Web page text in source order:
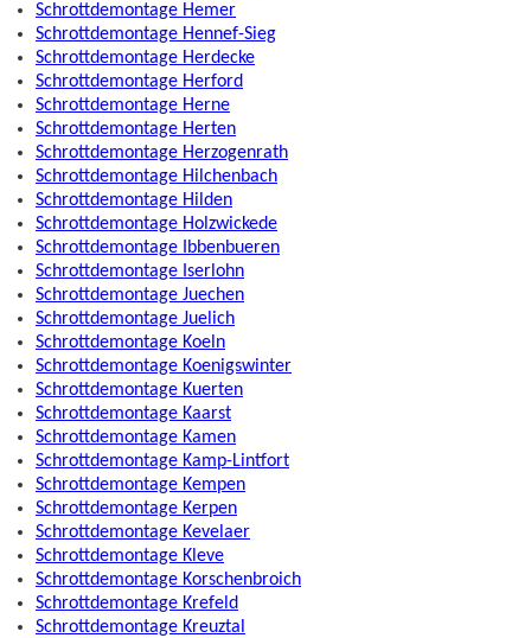
Schrottdemontage Hemer
Schrottdemontage Hennef-Sieg
Schrottdemontage Herdecke
Schrottdemontage Herford
Schrottdemontage Herne
Schrottdemontage Herten
Schrottdemontage Herzogenrath
Schrottdemontage Hilchenbach
Schrottdemontage Hilden
Schrottdemontage Holzwickede
Schrottdemontage Ibbenbueren
Schrottdemontage Iserlohn
Schrottdemontage Juechen
Schrottdemontage Juelich
Schrottdemontage Koeln
Schrottdemontage Koenigswinter
Schrottdemontage Kuerten
Schrottdemontage Kaarst
Schrottdemontage Kamen
Schrottdemontage Kamp-Lintfort
Schrottdemontage Kempen
Schrottdemontage Kerpen
Schrottdemontage Kevelaer
Schrottdemontage Kleve
Schrottdemontage Korschenbroich
Schrottdemontage Krefeld
Schrottdemontage Kreuztal